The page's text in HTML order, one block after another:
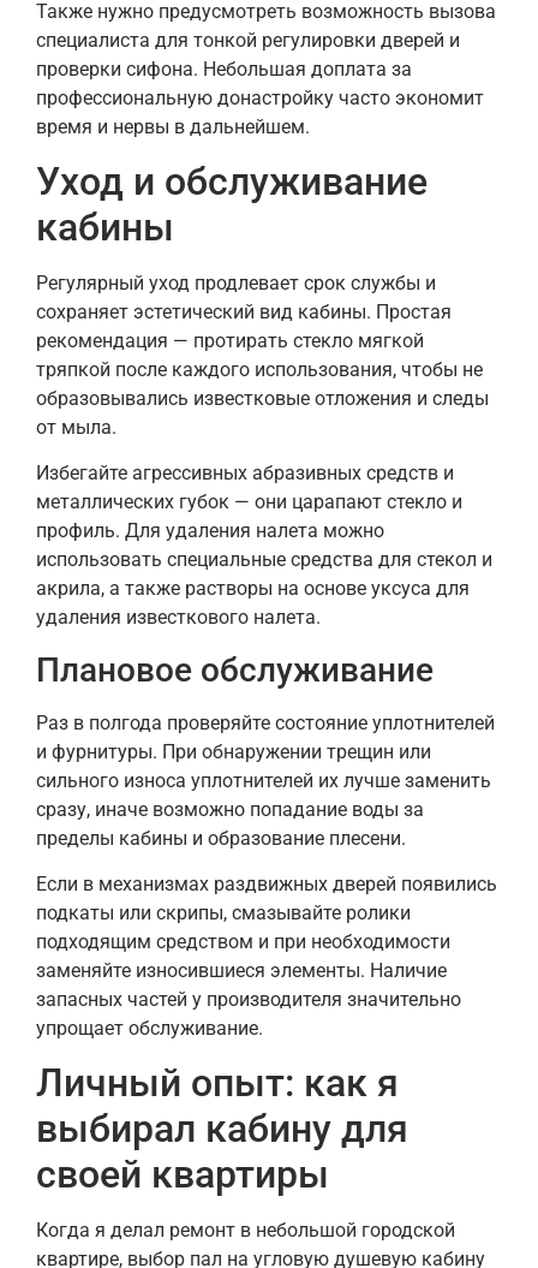
Также нужно предусмотреть возможность вызова
специалиста для тонкой регулировки дверей и
проверки сифона. Небольшая доплата за
профессиональную донастройку часто экономит
время и нервы в дальнейшем.
Уход и обслуживание
кабины
Регулярный уход продлевает срок службы и
сохраняет эстетический вид кабины. Простая
рекомендация — протирать стекло мягкой
тряпкой после каждого использования, чтобы не
образовывались известковые отложения и следы
от мыла.
Избегайте агрессивных абразивных средств и
металлических губок — они царапают стекло и
профиль. Для удаления налета можно
использовать специальные средства для стекол и
акрила, а также растворы на основе уксуса для
удаления известкового налета.
Плановое обслуживание
Раз в полгода проверяйте состояние уплотнителей
и фурнитуры. При обнаружении трещин или
сильного износа уплотнителей их лучше заменить
сразу, иначе возможно попадание воды за
пределы кабины и образование плесени.
Если в механизмах раздвижных дверей появились
подкаты или скрипы, смазывайте ролики
подходящим средством и при необходимости
заменяйте износившиеся элементы. Наличие
запасных частей у производителя значительно
упрощает обслуживание.
Личный опыт: как я
выбирал кабину для
своей квартиры
Когда я делал ремонт в небольшой городской
квартире, выбор пал на угловую душевую кабину